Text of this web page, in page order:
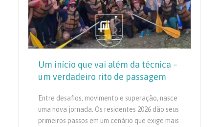
Um início que vai além da técnica –
um verdadeiro rito de passagem
Entre desafios, movimento e superação, nasce
uma nova jornada. Os residentes 2026 dão seus
primeiros passos em um cenário que exige mais